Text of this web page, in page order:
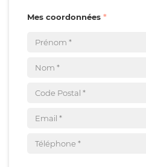
Mes coordonnées